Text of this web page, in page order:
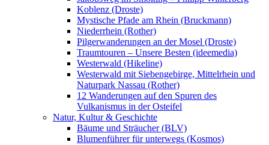
Koblenz (Droste)
Mystische Pfade am Rhein (Bruckmann)
Niederrhein (Rother)
Pilgerwanderungen an der Mosel (Droste)
Traumtouren – Unsere Besten (ideemedia)
Westerwald (Hikeline)
Westerwald mit Siebengebirge, Mittelrhein und
Naturpark Nassau (Rother)
12 Wanderungen auf den Spuren des
Vulkanismus in der Osteifel
Natur, Kultur & Geschichte
Bäume und Sträucher (BLV)
Blumenführer für unterwegs (Kosmos)